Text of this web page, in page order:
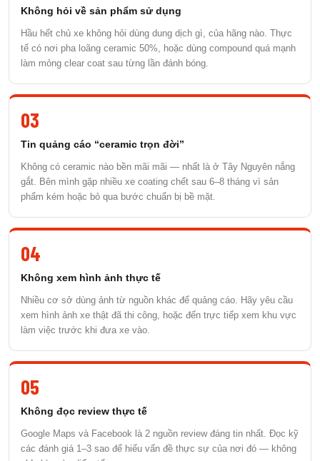
Không hỏi về sản phẩm sử dụng
Hầu hết chủ xe không hỏi dùng dung dịch gì, của hãng nào. Thực
tế có nơi pha loãng ceramic 50%, hoặc dùng compound quá mạnh
làm mỏng clear coat sau từng lần đánh bóng.
03
Tin quảng cáo “ceramic trọn đời”
Không có ceramic nào bền mãi mãi — nhất là ở Tây Nguyên nắng
gắt. Bên mình gặp nhiều xe coating chết sau 6–8 tháng vì sản
phẩm kém hoặc bỏ qua bước chuẩn bị bề mặt.
04
Không xem hình ảnh thực tế
Nhiều cơ sở dùng ảnh từ nguồn khác để quảng cáo. Hãy yêu cầu
xem hình ảnh xe thật đã thi công, hoặc đến trực tiếp xem khu vực
làm việc trước khi đưa xe vào.
05
Không đọc review thực tế
Google Maps và Facebook là 2 nguồn review đáng tin nhất. Đọc kỹ
các đánh giá 1–3 sao để hiểu vấn đề thực sự của nơi đó — không